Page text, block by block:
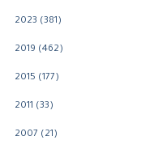
2023 (381)
2019 (462)
2015 (177)
2011 (33)
2007 (21)